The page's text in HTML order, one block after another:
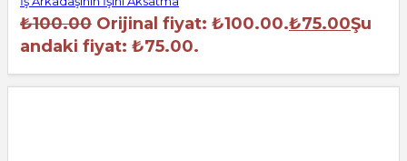
₺100.00 Orijinal fiyat: ₺100.00.₺75.00Şu
andaki fiyat: ₺75.00.